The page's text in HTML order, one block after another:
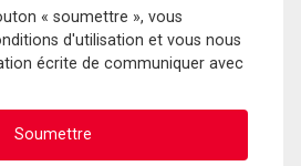
« soumettre », vous
d'utilisation et vous nous
écrite de communiquer avec